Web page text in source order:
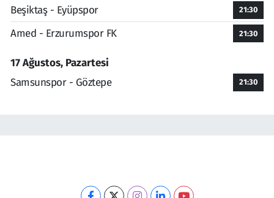
Beşiktaş - Eyüpspor 21:30
Amed - Erzurumspor FK 21:30
17 Ağustos, Pazartesi
Samsunspor - Göztepe
21:30